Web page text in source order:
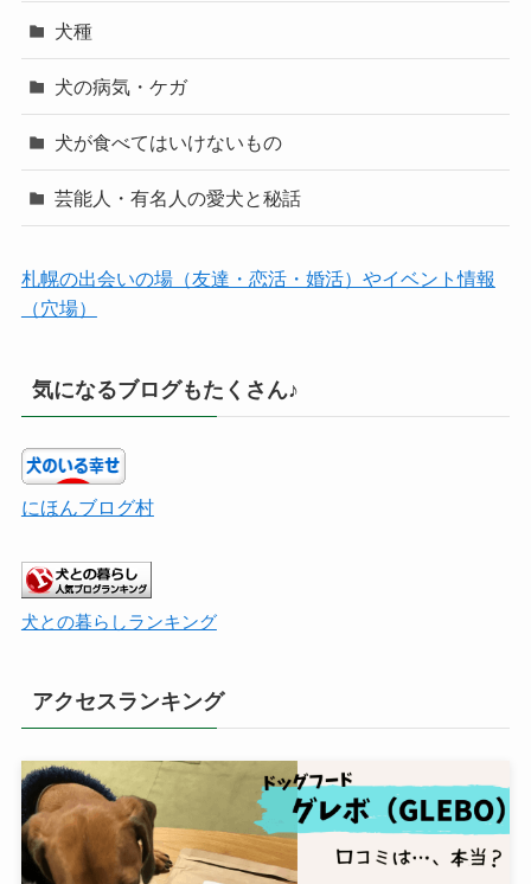
犬種
犬の病気・ケガ
犬が食べてはいけないもの
芸能人・有名人の愛犬と秘話
札幌の出会いの場（友達・恋活・婚活）やイベント情報
（穴場）
気になるブログもたくさん♪
にほんブログ村
犬との暮らしランキング
アクセスランキング